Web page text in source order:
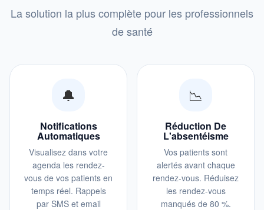
La solution la plus complète pour les professionnels
de santé
🔔
Notifications
Automatiques
Visualisez dans votre
agenda les rendez-
vous de vos patients en
temps réel. Rappels
par SMS et email
📉
Réduction De
L'absentéisme
Vos patients sont
alertés avant chaque
rendez-vous. Réduisez
les rendez-vous
manqués de 80 %.